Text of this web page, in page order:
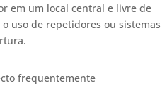
em um local central e livre de
uso de repetidores ou sistemas
frequentemente